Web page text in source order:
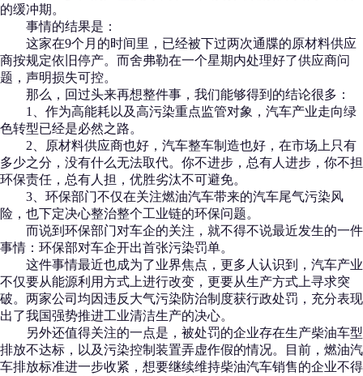
的缓冲期。
事情的结果是：
这家在9个月的时间里，已经被下过两次通牒的原材料供应
商按规定依旧停产。而舍弗勒在一个星期内处理好了供应商问
题，声明损失可控。
那么，回过头来再想整件事，我们能够得到的结论很多：
1、作为高能耗以及高污染重点监管对象，汽车产业走向绿
色转型已经是必然之路。
2、原材料供应商也好，汽车整车制造也好，在市场上只有
多少之分，没有什么无法取代。你不进步，总有人进步，你不担
环保责任，总有人担，优胜劣汰不可避免。
3、环保部门不仅在关注燃油汽车带来的汽车尾气污染风
险，也下定决心整治整个工业链的环保问题。
而说到环保部门对车企的关注，就不得不说最近发生的一件
事情：环保部对车企开出首张污染罚单。
这件事情最近也成为了业界焦点，更多人认识到，汽车产业
不仅要从能源利用方式上进行改变，更要从生产方式上寻求突
破。两家公司均因违反大气污染防治制度获行政处罚，充分表现
出了我国强势推进工业清洁生产的决心。
另外还值得关注的一点是，被处罚的企业存在生产柴油车型
排放不达标，以及污染控制装置弄虚作假的情况。目前，燃油汽
车排放标准进一步收紧，想要继续维持柴油汽车销售的企业不得